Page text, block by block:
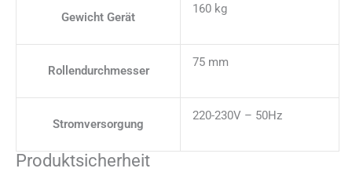
Gewicht Gerät
160 kg
Rollendurchmesser
75 mm
Stromversorgung
220-230V – 50Hz
Produktsicherheit